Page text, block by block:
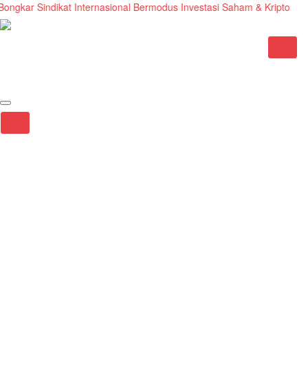
Sindikat Internasional Bermodus Investasi Saham & Kripto